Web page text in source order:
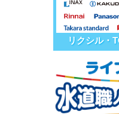
リクシル・